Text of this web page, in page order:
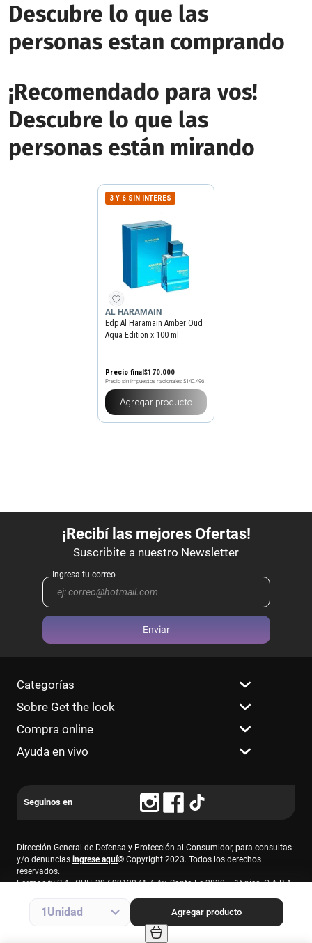
1 Agregar producto
Descubre lo que las
personas estan comprando
¡Recomendado para vos!
Descubre lo que las
personas están mirando
3 Y 6 SIN INTERES
AL HARAMAIN
Edp Al Haramain Amber Oud
Aqua Edition x 100 ml
Precio final$170.000
Precio sin impuestos nacionales $140.496
Agregar producto
Enviar
Categorías
Sobre Get the look
Compra online
Ayuda en vivo
Dirección General de Defensa y Protección al Consumidor, para consultas
y/o denuncias ingrese aquí© Copyright 2023. Todos los derechos
reservados.
Farmacity S.A., CUIT 30-69213874-7, Av. Santa Fe 2830 – 1° piso, C.A.B.A.